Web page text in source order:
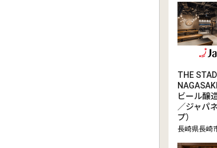
THE
ビール醸
／ジャパ
プ）
長崎県長崎